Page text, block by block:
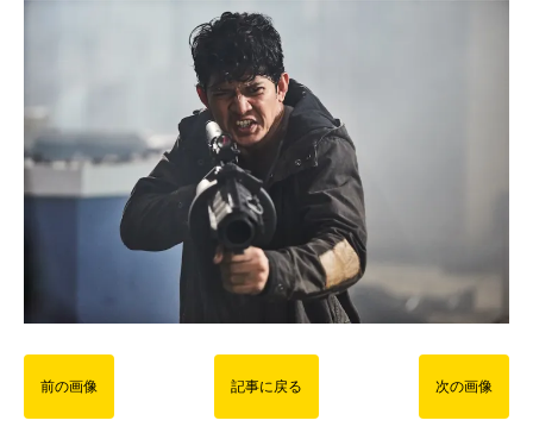
前の画像 記事に戻る 次の画像